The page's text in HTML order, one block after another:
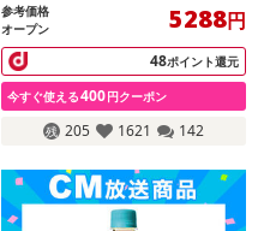
参考価格
オープン
5288円
48ポイント還元
今すぐ使える400円クーポン
205 1621 142